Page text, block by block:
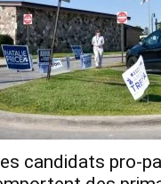
candidats pro-